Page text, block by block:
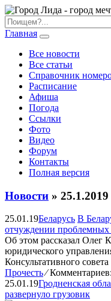
Главная
Все новости
Все статьи
Справочник
Расписание
Афиша
Погода
Ссылки
Фото
Видео
Форум
Контакты
Полная версия
Новости » 25.1.2019
25.01.19Беларусь В
отчуждении проблемных
Об этом рассказал Олег
юридического
Консультативного
Прочесть ⁄
25.01.19Гродненская
развернуло грузовик